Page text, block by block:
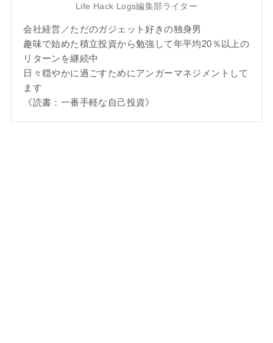
Life Hack Logs編集部ライター
会社経営／ただのガジェット好きの独身男
趣味で始めた積立投資から勉強して年平均20％以上の
リターンを継続中
日々穏やかに過ごすためにアンガーマネジメントして
ます
《読書：一番手軽な自己投資》